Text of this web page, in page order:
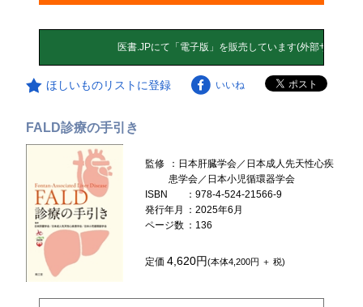
ほしいものリストに登録 いいね
FALD診療の手引き
監修
：日本肝臓学会／日本成人先天性心疾
患学会／日本小児循環器学会
ISBN
：978-4-524-21566-9
発行年月
：2025年6月
ページ数 ：136
定価4,620円(本体4,200円 ＋ 税)